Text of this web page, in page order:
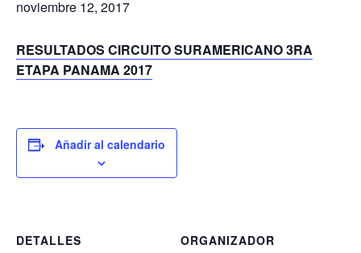
noviembre 12, 2017
RESULTADOS CIRCUITO SURAMERICANO 3RA
ETAPA PANAMA 2017
Añadir al calendario
DETALLES
ORGANIZADOR